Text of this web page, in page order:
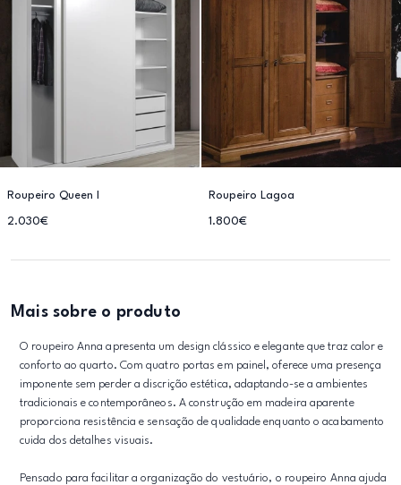
Roupeiro Queen I
2.030€
Roupeiro Lagoa
1.800€
Mais sobre o produto
O roupeiro Anna apresenta um design clássico e elegante que traz calor e
conforto ao quarto. Com quatro portas em painel, oferece uma presença
imponente sem perder a discrição estética, adaptando-se a ambientes
tradicionais e contemporâneos. A construção em madeira aparente
proporciona resistência e sensação de qualidade enquanto o acabamento
cuida dos detalhes visuais.
Pensado para facilitar a organização do vestuário, o roupeiro Anna ajuda